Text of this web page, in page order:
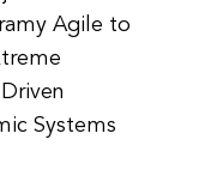
Agile to
Systems